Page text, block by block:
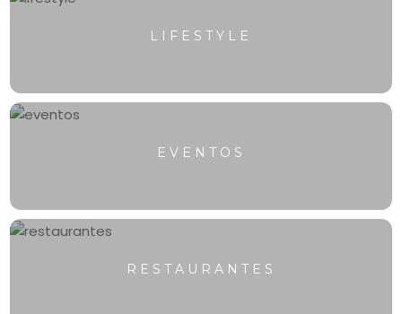
LIFESTYLE
EVENTOS
RESTAURANTES